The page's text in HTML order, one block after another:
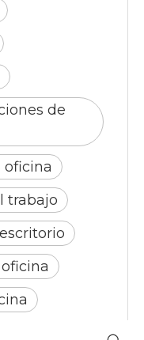
de
oficina
trabajo